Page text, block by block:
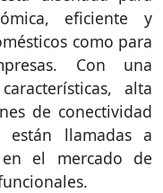
eficiente y
como para
Con una
alta
de conectividad
están llamadas a
el mercado de